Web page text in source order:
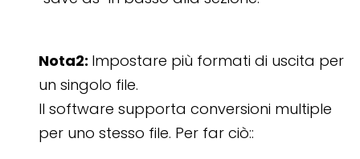
Nota2: Impostare più formati di uscita per
un singolo file.
Il software supporta conversioni multiple
per uno stesso file. Per far ciò::